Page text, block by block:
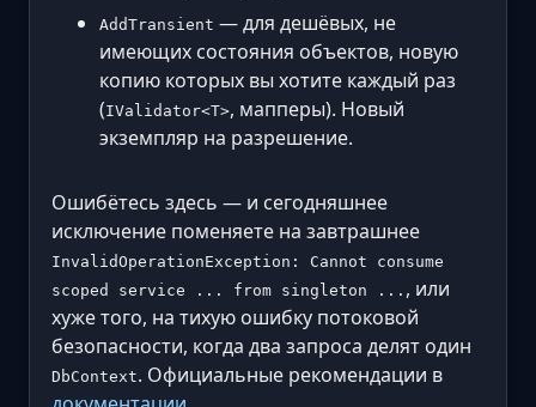
AddTransient — для дешёвых, не
имеющих состояния объектов, новую
копию которых вы хотите каждый раз
(IValidator<T>, мапперы). Новый
экземпляр на разрешение.
Ошибётесь здесь — и сегодняшнее
исключение поменяете на завтрашнее
InvalidOperationException: Cannot consume
scoped service ... from singleton ... , или
хуже того, на тихую ошибку потоковой
безопасности, когда два запроса делят один
DbContext. Официальные рекомендации в